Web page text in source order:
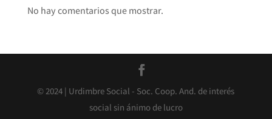
No hay comentarios que mostrar.
© 2024 | Urdimbre Social - Soc. Coop. And. de interés
social sin ánimo de lucro